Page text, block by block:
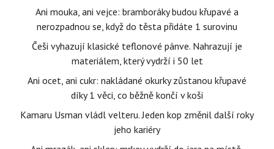
Ani mouka, ani vejce: bramboráky budou křupavé a
nerozpadnou se, když do těsta přidáte 1 surovinu
Češi vyhazují klasické teflonové pánve. Nahrazují je
materiálem, který vydrží i 50 let
Ani ocet, ani cukr: nakládané okurky zůstanou křupavé
díky 1 věci, co běžně končí v koši
Kamaru Usman vládl velteru. Jeden kop změnil další roky
jeho kariéry